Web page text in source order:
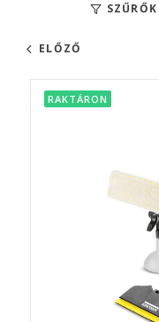
SZŰRŐK
ELŐZŐ
RAKTÁRON